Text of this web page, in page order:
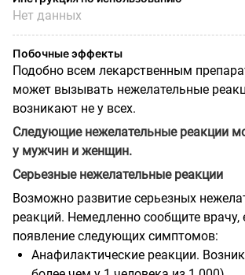
Нет данных
Побочные эффекты
Подобно всем лекарственным
может вызывать нежелательные
возникают не у всех.
Следующие нежелательные реакции
у мужчин и женщин.
Серьезные нежелательные реакции
Возможно развитие серьезных
реакций. Немедленно сообщите врачу,
появление следующих симптомов:
Анафилактические реакции.